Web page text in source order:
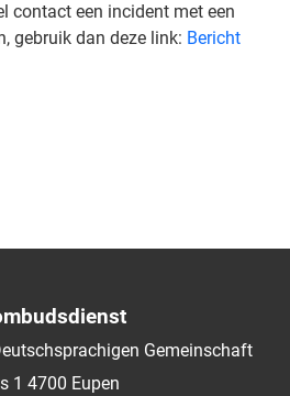
contact een incident met een
gebruik dan deze link: Bericht
Gemeinschaft
1 4700 Eupen